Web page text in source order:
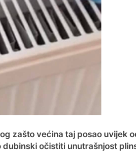
zašto većina taj posao uvijek
očistiti unutrašnjost